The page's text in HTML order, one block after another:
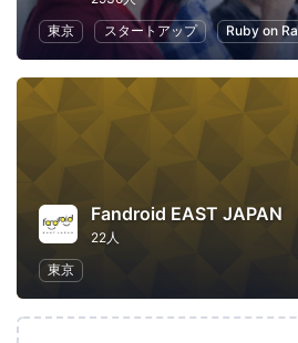
東京
スタートアップ Ruby on
Fandroid EAST JAPAN
22人
東京